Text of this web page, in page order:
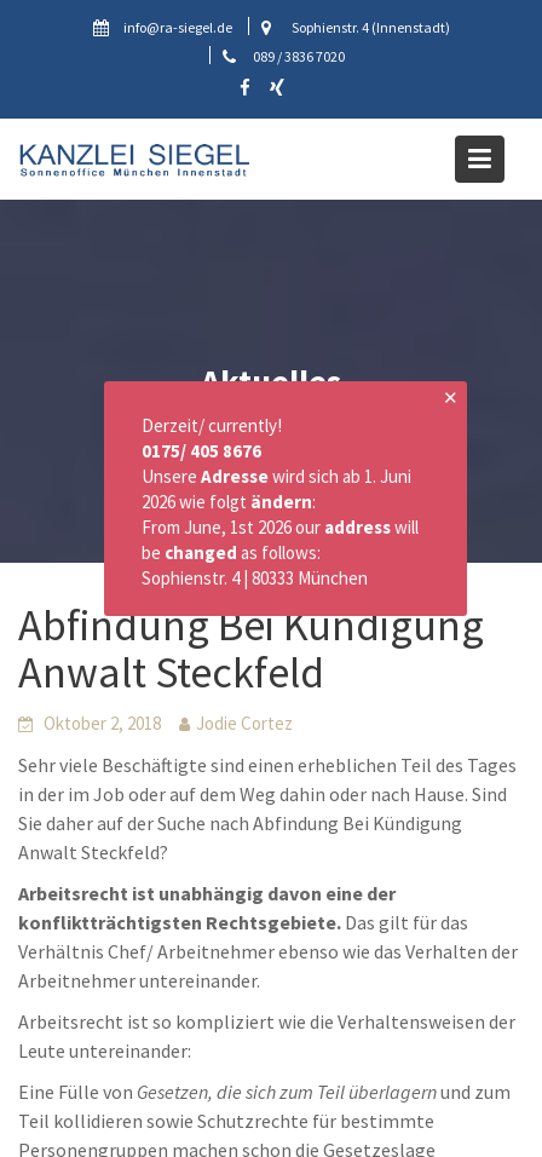
info@ra-siegel.de
Sophienstr. 4 (Innenstadt)
089 / 3836 7020
Aktuelles
Abfindung Bei Kündigung
Anwalt Steckfeld
Oktober 2, 2018 Jodie Cortez
Sehr viele Beschäftigte sind einen erheblichen Teil des Tages
in der im Job oder auf dem Weg dahin oder nach Hause. Sind
Sie daher auf der Suche nach Abfindung Bei Kündigung
Anwalt Steckfeld?
Arbeitsrecht ist unabhängig davon eine der
konfliktträchtigsten Rechtsgebiete. Das gilt für das
Verhältnis Chef/ Arbeitnehmer ebenso wie das Verhalten der
Arbeitnehmer untereinander.
Arbeitsrecht ist so kompliziert wie die Verhaltensweisen der
Leute untereinander:
Eine Fülle von Gesetzen, die sich zum Teil überlagernund zum
Teil kollidieren sowie Schutzrechte für bestimmte
Personengruppen machen schon die Gesetzeslage
✕
Derzeit/ currently!
0175/ 405 8676
Unsere Adressewird sich ab 1. Juni
2026 wie folgt ändern:
From June, 1st 2026 our addresswill
be changed as follows:
Sophienstr. 4 | 80333 München